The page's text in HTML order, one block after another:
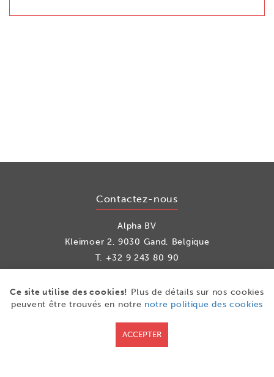
Contactez-nous
Alpha BV
Kleimoer 2, 9030 Gand, Belgique
T. +32 9 243 80 90
FacebookLinkedInYoutube
Ce site utilise des cookies! Plus de détails sur nos cookies
peuvent être trouvés en notre notre politique des cookies
ACCEPTER